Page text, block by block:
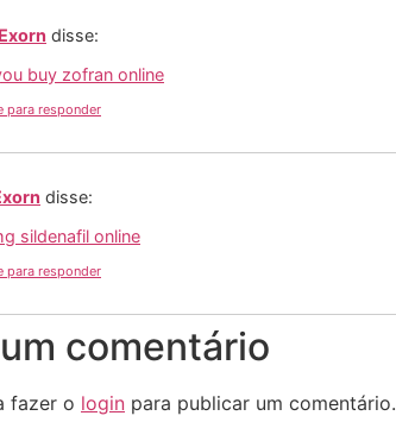
disse:
buy zofran online
para responder
disse:
sildenafil online
para responder
comentário
fazer o login para publicar um comentário.